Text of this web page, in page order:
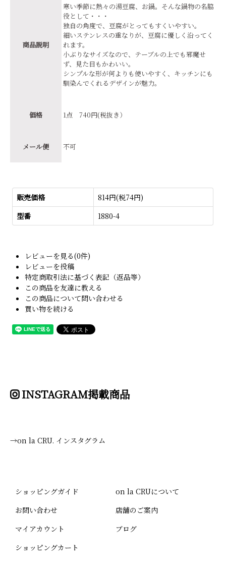
商品説明
寒い季節に熱々の湯豆腐、お鍋。そんな鍋物の名脇
役として・・・
独自の角度で、豆腐がとってもすくいやすい。
細いステンレスの重なりが、豆腐に優しく沿ってく
れます。
小ぶりなサイズなので、テーブルの上でも邪魔せ
ず、見た目もかわいい。
シンプルな形が何よりも使いやすく、キッチンにも
馴染んでくれるデザインが魅力。
価格 1点 740円(税抜き）
メール便 不可
販売価格
814円(税74円)
型番
1880-4
レビューを見る(0件)
レビューを投稿
特定商取引法に基づく表記（返品等）
この商品を友達に教える
この商品について問い合わせる
買い物を続ける
INSTAGRAM掲載商品
→on la CRU. インスタグラム
ショッピングガイド
お問い合わせ
マイアカウント
ショッピングカート
on la CRUについて
店舗のご案内
ブログ